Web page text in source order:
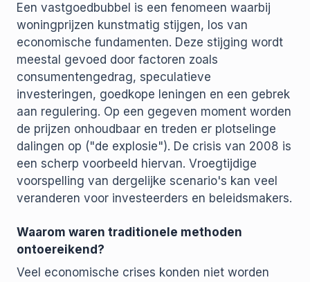
Een vastgoedbubbel is een fenomeen waarbij
woningprijzen kunstmatig stijgen, los van
economische fundamenten. Deze stijging wordt
meestal gevoed door factoren zoals
consumentengedrag, speculatieve
investeringen, goedkope leningen en een gebrek
aan regulering. Op een gegeven moment worden
de prijzen onhoudbaar en treden er plotselinge
dalingen op ("de explosie"). De crisis van 2008 is
een scherp voorbeeld hiervan. Vroegtijdige
voorspelling van dergelijke scenario's kan veel
veranderen voor investeerders en beleidsmakers.
Waarom waren traditionele methoden
ontoereikend?
Veel economische crises konden niet worden